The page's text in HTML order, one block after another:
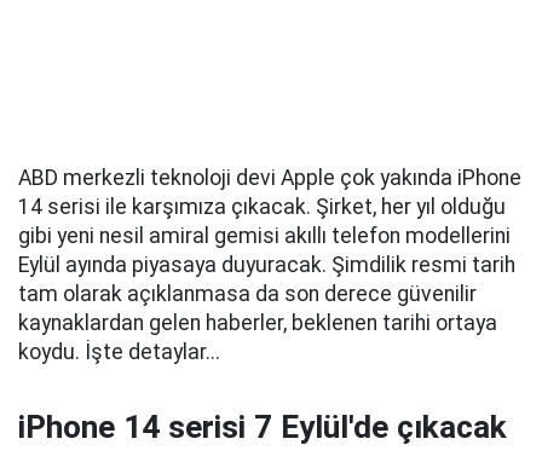
ABD merkezli teknoloji devi Apple çok yakında iPhone
14 serisi ile karşımıza çıkacak. Şirket, her yıl olduğu
gibi yeni nesil amiral gemisi akıllı telefon modellerini
Eylül ayında piyasaya duyuracak. Şimdilik resmi tarih
tam olarak açıklanmasa da son derece güvenilir
kaynaklardan gelen haberler, beklenen tarihi ortaya
koydu. İşte detaylar...
iPhone 14 serisi 7 Eylül'de çıkacak